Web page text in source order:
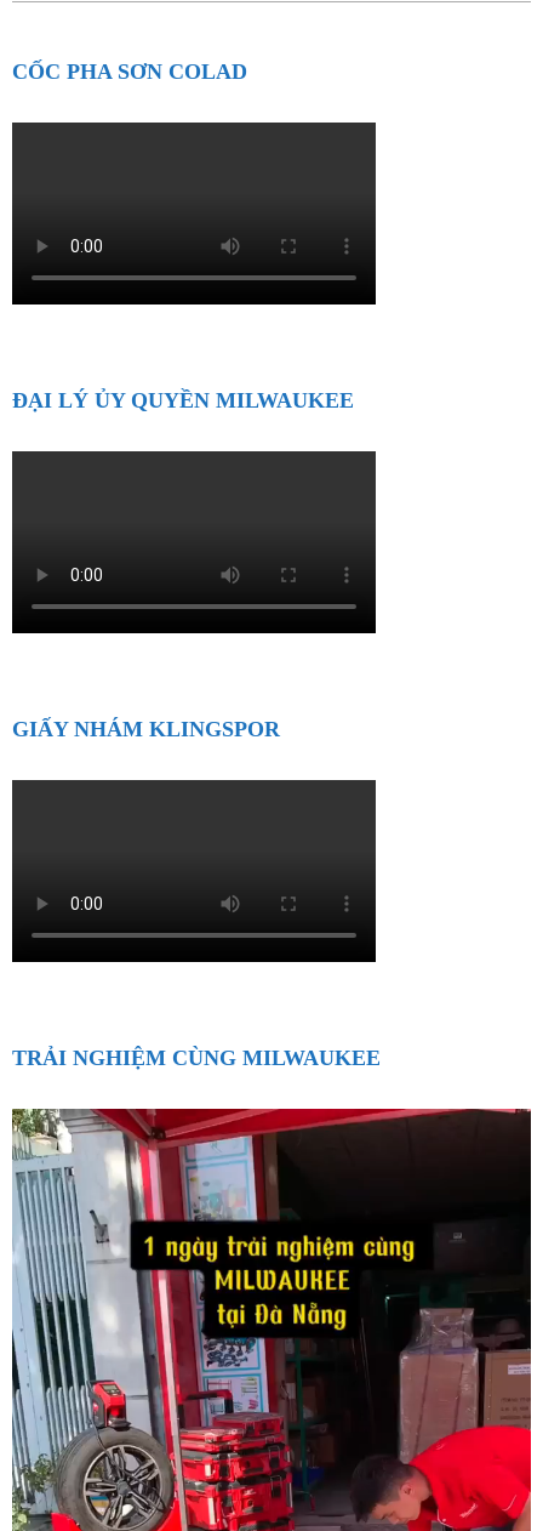
CỐC PHA SƠN COLAD
ĐẠI LÝ ỦY QUYỀN MILWAUKEE
GIẤY NHÁM KLINGSPOR
TRẢI NGHIỆM CÙNG MILWAUKEE